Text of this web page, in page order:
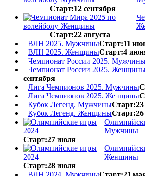
Старт:12 сентября
Старт:22 августа
ВЛН 2025. МужчиныСтарт:11
ВЛН 2025. ЖенщиныСтарт:4
Чемпионат России 2025. Мужчины
Чемпионат России 2025. Женщины
сентября
Лига Чемпионов 2025. Мужчины
Лига Чемпионов 2025. Женщины
Кубок Легенд. МужчиныСтарт:23
Кубок Легенд. ЖенщиныСтарт:26
Мужчины
Старт:27 июля
Женщины
Старт:28 июля
ВЛН 2024. МужчиныСтарт:21